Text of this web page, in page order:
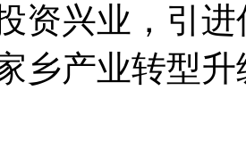
资兴业，引
乡产业转型